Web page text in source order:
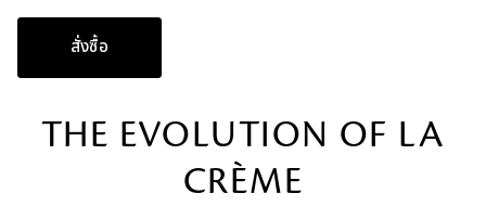
สั่งซื้อ
THE EVOLUTION OF LA
CRÈME